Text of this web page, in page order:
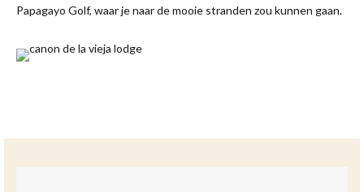
Papagayo Golf, waar je naar de mooie stranden zou kunnen gaan.